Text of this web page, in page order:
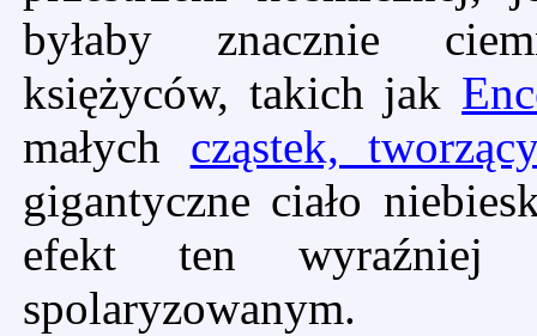
byłaby znacznie
księżyców, takich jak
małych cząstek,
gigantyczne ciało
efekt ten wyraźniej
spolaryzowanym.